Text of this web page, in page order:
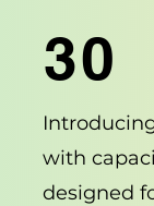
30
with
designed